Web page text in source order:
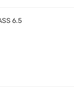
6.5